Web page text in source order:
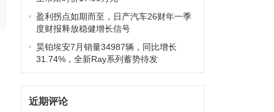
盈利拐点如期而至，日产汽车26财年一季
度财报释放稳健增长信号
昊铂埃安7月销量34987辆，同比增长
31.74%，全新Ray系列蓄势待发
近期评论